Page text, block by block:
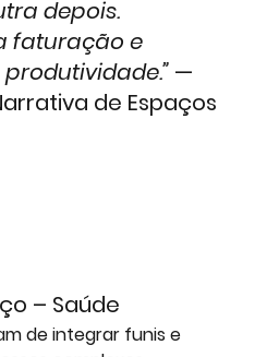
depois.
faturação e
—
de Espaços
– Saúde
de integrar funis e